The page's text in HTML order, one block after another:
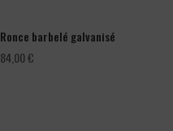
Ronce barbelé galvanisé
84,00€